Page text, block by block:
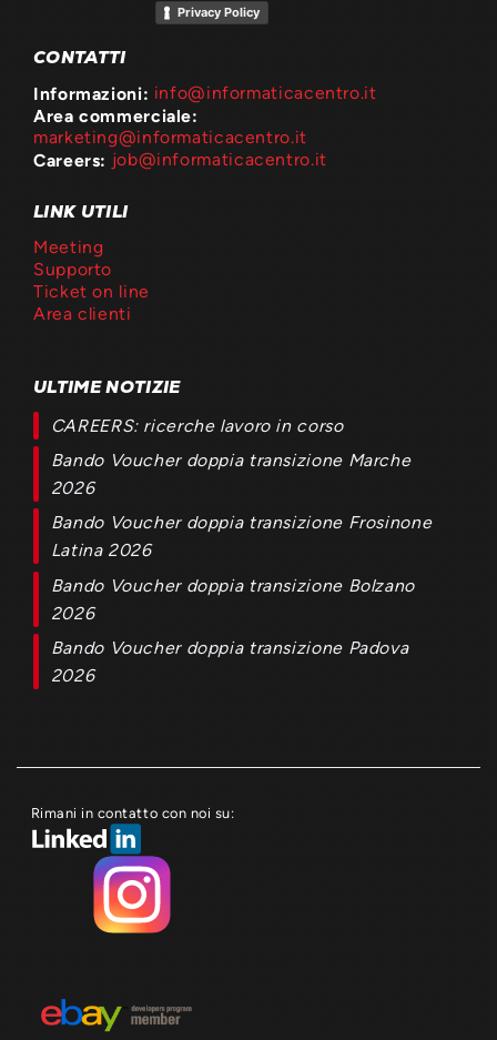
Privacy Policy
CONTATTI
Informazioni: info@informaticacentro.it
Area commerciale:
marketing@informaticacentro.it
Careers: job@informaticacentro.it
LINK UTILI
Meeting
Supporto
Ticket on line
Area clienti
ULTIME NOTIZIE
CAREERS: ricerche lavoro in corso
Bando Voucher doppia transizione Marche
2026
Bando Voucher doppia transizione Frosinone
Latina 2026
Bando Voucher doppia transizione Bolzano
2026
Bando Voucher doppia transizione Padova
2026
Rimani in contatto con noi su: